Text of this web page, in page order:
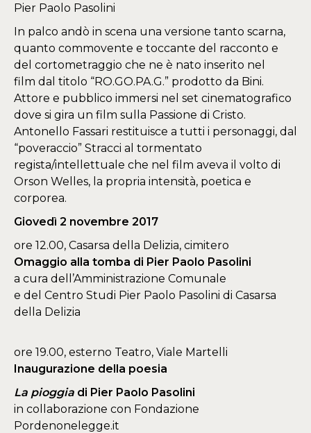
Pier Paolo Pasolini
In palco andò in scena una versione tanto scarna,
quanto commovente e toccante del racconto e
del cortometraggio che ne è nato inserito nel
film dal titolo “RO.GO.PA.G.” prodotto da Bini.
Attore e pubblico immersi nel set cinematografico
dove si gira un film sulla Passione di Cristo.
Antonello Fassari restituisce a tutti i personaggi, dal
“poveraccio” Stracci al tormentato
regista/intellettuale che nel film aveva il volto di
Orson Welles, la propria intensità, poetica e
corporea.
Giovedì 2 novembre 2017
ore 12.00, Casarsa della Delizia, cimitero
Omaggio alla tomba di Pier Paolo Pasolini
a cura dell’Amministrazione Comunale
e del Centro Studi Pier Paolo Pasolini di Casarsa
della Delizia
ore 19.00, esterno Teatro, Viale Martelli
Inaugurazione della poesia
La pioggia di Pier Paolo Pasolini
in collaborazione con Fondazione
Pordenonelegge.it